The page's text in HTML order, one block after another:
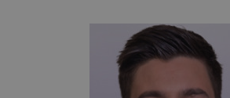
ONLINE PSZICHOLÓGIAI
TANÁCSADÁS
SPORTPSZICHOLÓGIAI